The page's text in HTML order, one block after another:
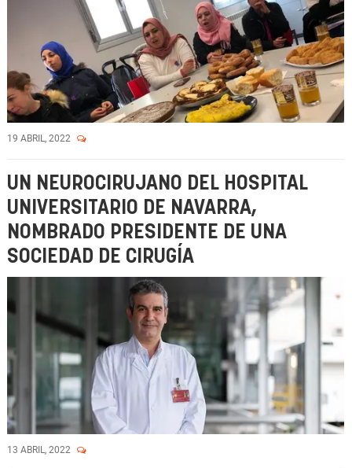
19 ABRIL, 2022
UN NEUROCIRUJANO DEL HOSPITAL
UNIVERSITARIO DE NAVARRA,
NOMBRADO PRESIDENTE DE UNA
SOCIEDAD DE CIRUGÍA
13 ABRIL, 2022